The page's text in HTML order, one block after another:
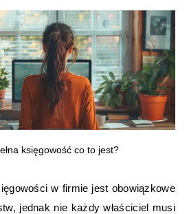
księgowość co to jest?
w firmie jest obowiązkowe
jednak nie każdy właściciel musi